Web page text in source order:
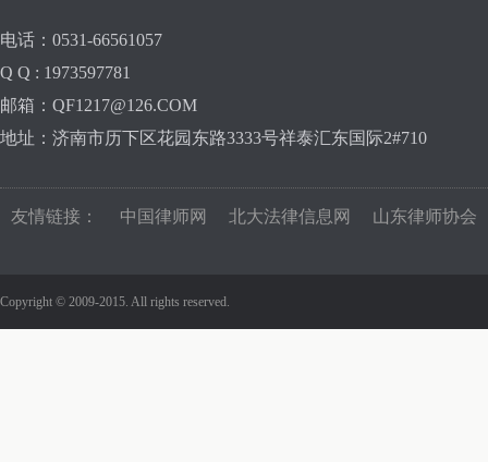
电话：0531-66561057
Q Q : 1973597781
邮箱：QF1217@126.COM
地址：济南市历下区花园东路3333号祥泰汇东国际2#710
友情链接： 中国律师网 北大法律信息网 山东律师协会
Copyright © 2009-2015. All rights reserved.